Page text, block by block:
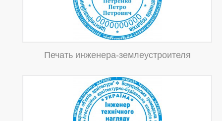
Печать инженера-землеустроителя